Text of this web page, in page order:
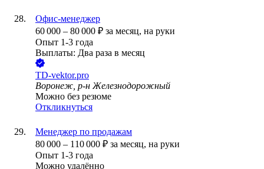
Офис-менеджер
60 000 – 80 000 ₽ за месяц, на руки
Опыт 1-3 года
Выплаты: Два раза в месяц
TD-vektor.pro
Воронеж, р-н Железнодорожный
Можно без резюме
Откликнуться
Менеджер по продажам
80 000 – 110 000 ₽ за месяц, на руки
Опыт 1-3 года
Можно удалённо